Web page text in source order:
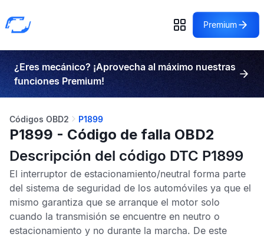
Premium
¿Eres mecánico? ¡Aprovecha al máximo nuestras
funciones Premium!
Códigos OBD2 P1899
P1899 - Código de falla OBD2
Descripción del código DTC P1899
El interruptor de estacionamiento/neutral forma parte
del sistema de seguridad de los automóviles ya que el
mismo garantiza que se arranque el motor solo
cuando la transmisión se encuentre en neutro o
estacionamiento y no durante la marcha. De este